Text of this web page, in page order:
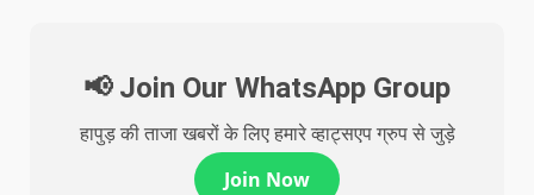
📢 Join Our WhatsApp Group
हापुड़ की ताजा खबरों के लिए हमारे व्हाट्सएप ग्रुप से जुड़े
Join Now